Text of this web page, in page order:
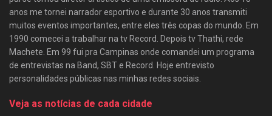
anos me tornei narrador esportivo e durante 30 anos transmiti
muitos eventos importantes, entre eles três copas do mundo. Em
1990 comecei a trabalhar na tv Record. Depois tv Thathi, rede
Machete. Em 99 fui pra Campinas onde comandei um programa
de entrevistas na Band, SBT e Record. Hoje entrevisto
personalidades públicas nas minhas redes sociais.
Veja as notícias de cada cidade